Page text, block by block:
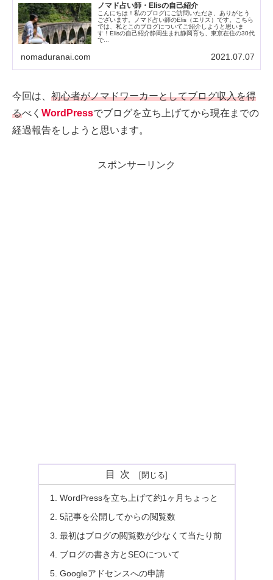
ノマド占い師・Elisの自己紹介
こんにちは！私のブログにご訪問いただき、ありがとう
ございます。ノマド占い師のElis（エリス）です。こちら
では、私とこのブログについてご紹介しようと思いま
す！Elisの自己紹介静岡生まれ静岡育ち、東京在住の30代
で...
nomaduranai.com 2021.07.07
今回は、 初心者がノマドワーカーとしてブログ収入を得
るべく WordPressでブログを立ち上げてから現在までの
経過報告をしようと思います。
スポンサーリンク
目次
WordPressを立ち上げて約1ヶ月ちょっと
5記事を公開してからの閲覧数
最初はブログの閲覧数が少なくて当たり前
ブログの書き方とSEOについて
Googleアドセンスへの申請